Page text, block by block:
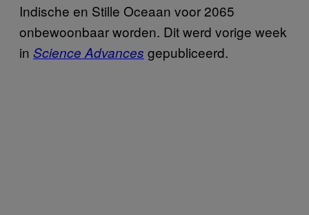
Indische en Stille Oceaan voor 2065
onbewoonbaar worden. Dit werd vorige week
in Science Advances gepubliceerd.